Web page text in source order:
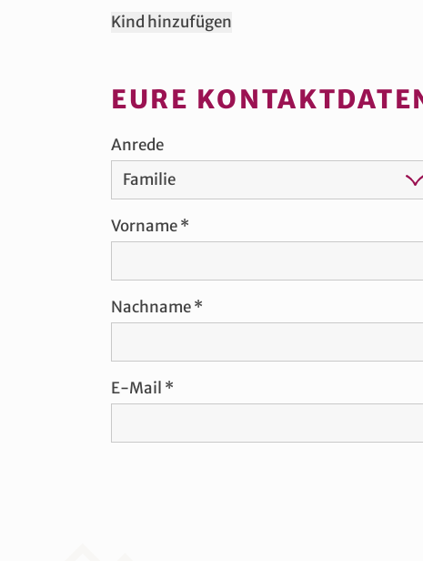
Kind hinzufügen
EURE
Anrede
Vorname
Nachname
E-Mail